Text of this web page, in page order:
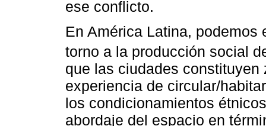
ese conflicto.
En América Latina, podemos
torno a la producción social
que las ciudades
experiencia de circular/
los condicionamientos
abordaje del espacio en